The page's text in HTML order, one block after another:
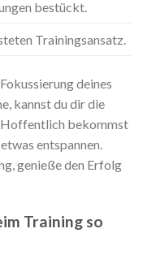
bestückt.
Trainingsansatz.
deines
kannst du dir die
Hoffentlich bekommst
entspannen.
genieße den Erfolg
Training so